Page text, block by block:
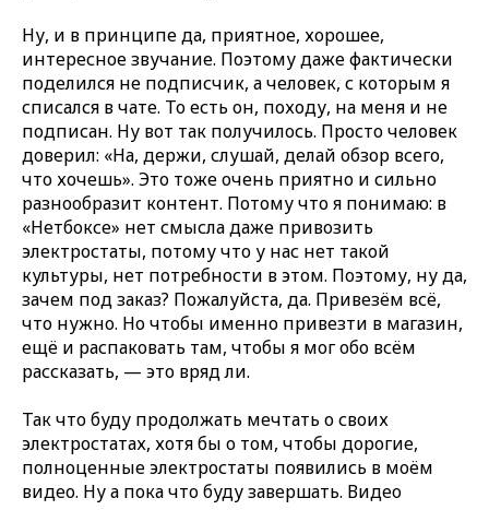
Ну, и в принципе да, приятное, хорошее,
интересное звучание. Поэтому даже фактически
поделился не подписчик, а человек, с которым я
списался в чате. То есть он, походу, на меня и не
подписан. Ну вот так получилось. Просто человек
доверил: «На, держи, слушай, делай обзор всего,
что хочешь». Это тоже очень приятно и сильно
разнообразит контент. Потому что я понимаю: в
«Нетбоксе» нет смысла даже привозить
электростаты, потому что у нас нет такой
культуры, нет потребности в этом. Поэтому, ну да,
зачем под заказ? Пожалуйста, да. Привезём всё,
что нужно. Но чтобы именно привезти в магазин,
ещё и распаковать там, чтобы я мог обо всём
рассказать, — это вряд ли.
Так что буду продолжать мечтать о своих
электростатах, хотя бы о том, чтобы дорогие,
полноценные электростаты появились в моём
видео. Ну а пока что буду завершать. Видео